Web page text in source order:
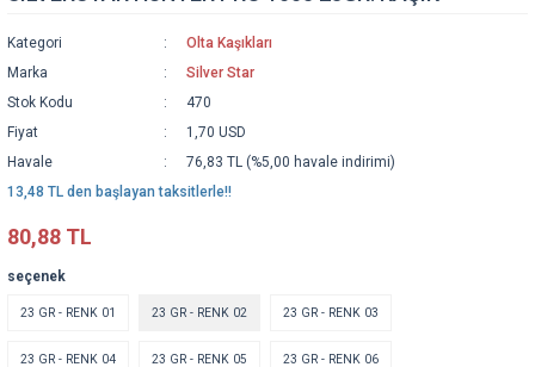
Kategori
Olta Kaşıkları
Marka
Silver Star
Stok Kodu
470
Fiyat
1,70 USD
Havale
76,83 TL (%5,00 havale indirimi)
13,48 TL den başlayan taksitlerle!!
80,88 TL
seçenek
23 GR - RENK 01 23 GR - RENK 02 23 GR - RENK 03
23 GR - RENK 04 23 GR - RENK 05 23 GR - RENK 06